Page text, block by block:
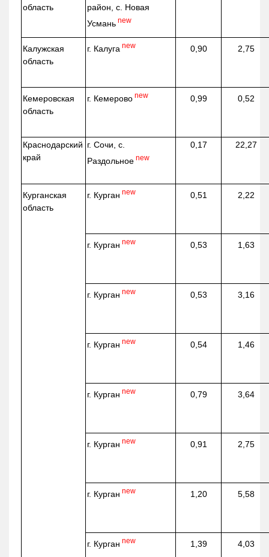
область
район, с. Новая
Усмань new
Калужская
область
г. Калуга new 0,90 2,75
Кемеровская
область
г. Кемерово new 0,99 0,52
Краснодарский
край
г. Сочи, с.
Раздольное new
0,17 22,27
Курганская
область
г. Курган new 0,51 2,22
г. Курган new 0,53 1,63
г. Курган new 0,53 3,16
г. Курган new 0,54 1,46
г. Курган new 0,79 3,64
г. Курган new 0,91 2,75
г. Курган new 1,20 5,58
г. Курган new 1,39 4,03